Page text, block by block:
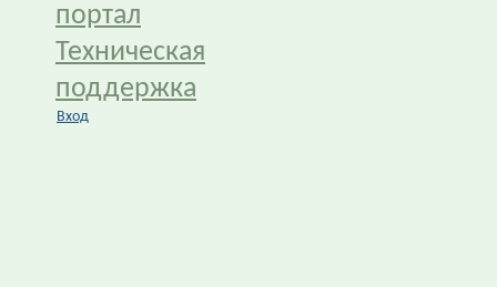
портал
Техническая
поддержка
Вход